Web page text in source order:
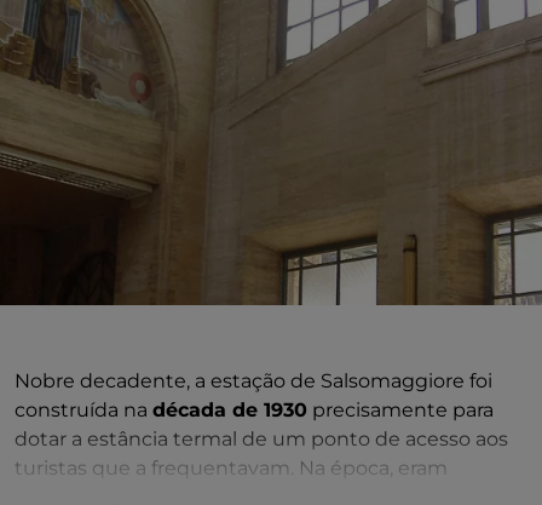
Nobre decadente, a estação de Salsomaggiore foi
construída na década de 1930 precisamente para
dotar a estância termal de um ponto de acesso aos
turistas que a frequentavam. Na época, eram